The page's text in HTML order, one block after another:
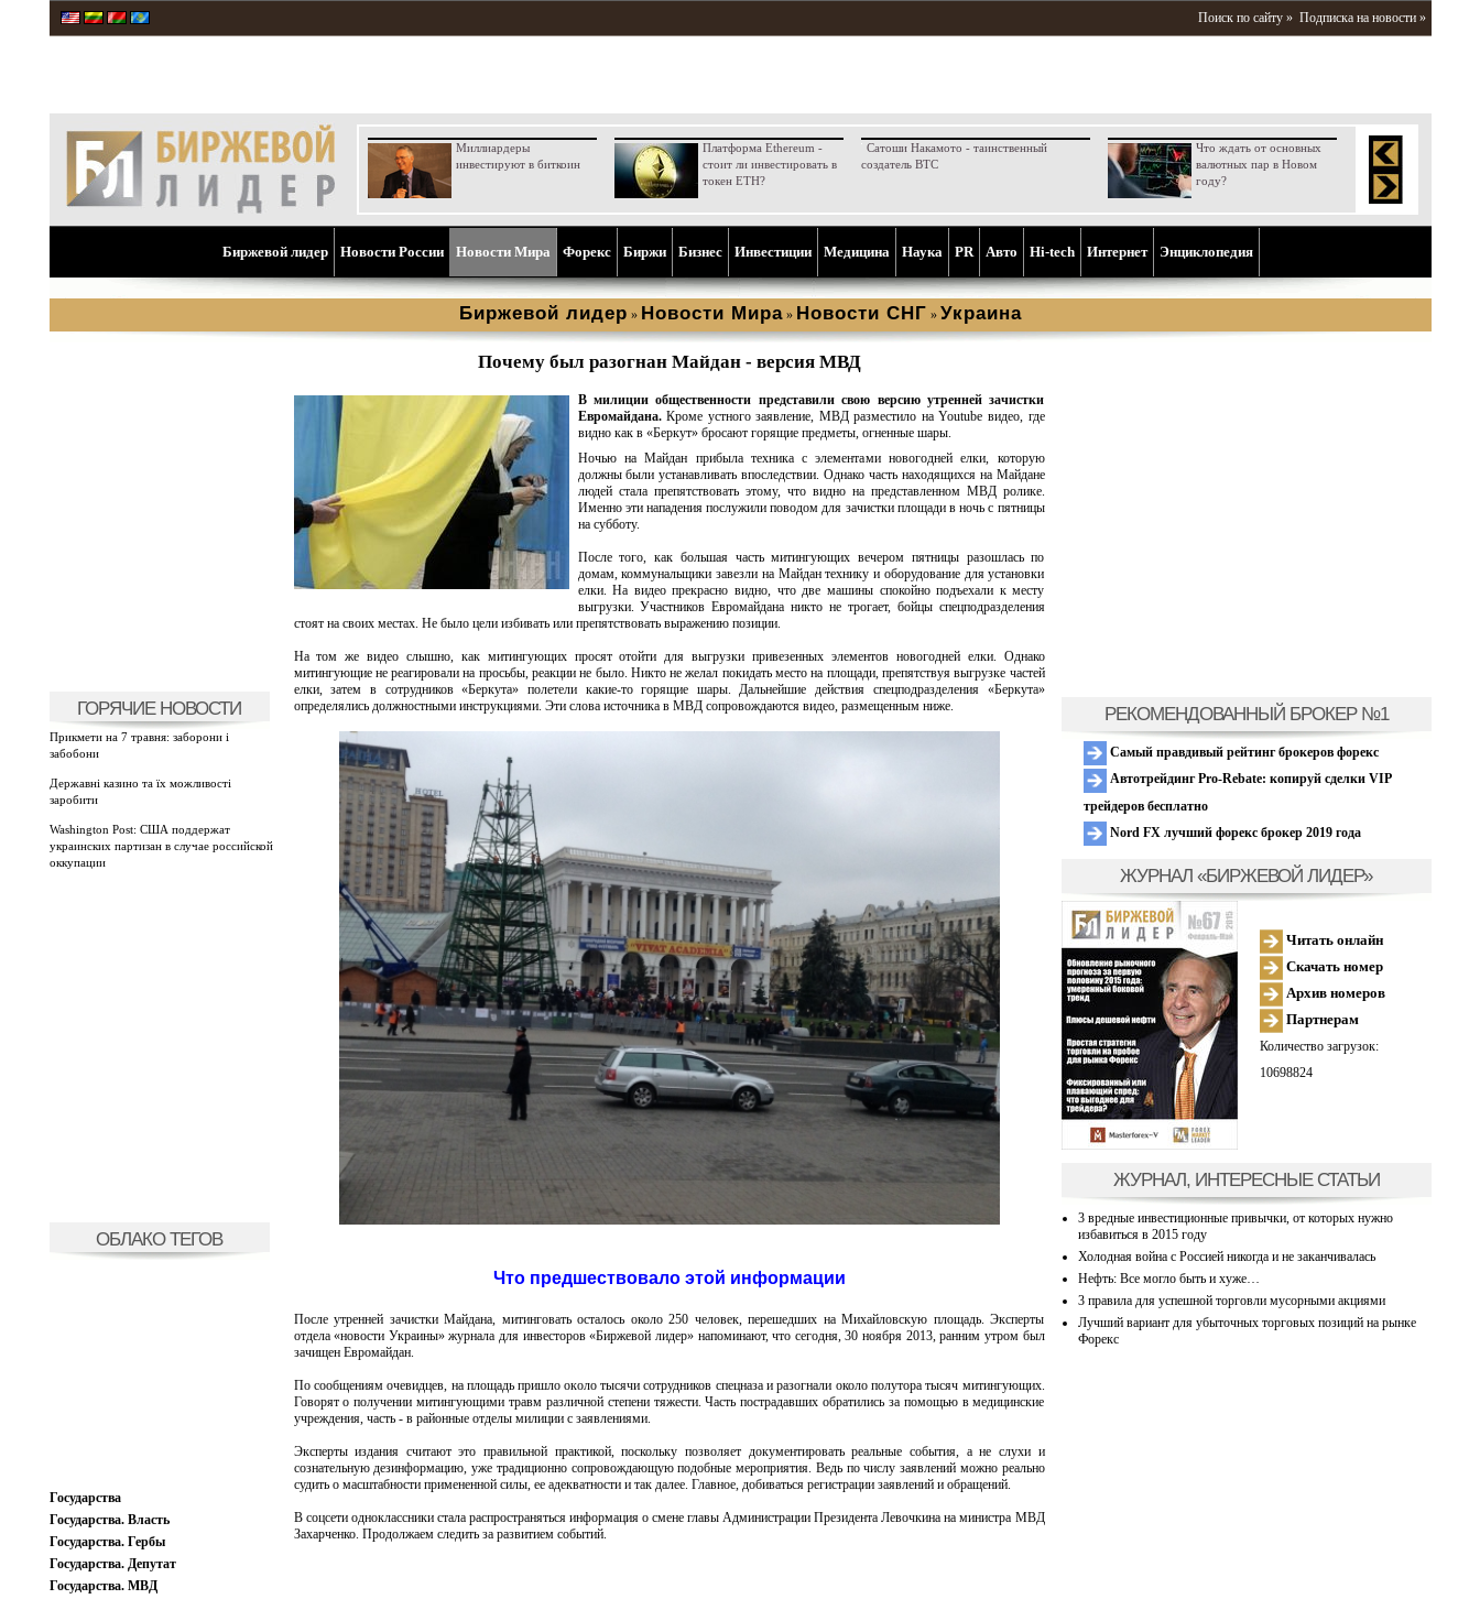
Поиск по сайту » Подписка на новости »
Миллиардеры
инвестируют в биткоин
Платформа Ethereum -
стоит ли инвестировать в
токен ETH?
Сатоши Накамото - таинственный
создатель BTC
Что ждать от основных
валютных пар в Новом
году?
Биржевой лидер Новости России Новости Мира Форекс Биржи Бизнес Инвестиции Медицина Наука PR Aвто Hi-tech Интернет Энциклопедия
Биржевой лидер » Новости Мира » Новости СНГ » Украина
ГОРЯЧИЕ НОВОСТИ
Прикмети на 7 травня: заборони і
забобони
Державні казино та їх можливості
заробити
Washington Post: США поддержат
украинских партизан в случае российской
оккупации
ОБЛАКО ТЕГОВ
Государства
Государства. Власть
Государства. Гербы
Государства. Депутат
Государства. МВД
Почему был разогнан Майдан - версия МВД
В милиции общественности представили свою версию утренней зачистки
Евромайдана.Кроме устного заявление, МВД разместило на Youtube видео, где
видно как в «Беркут» бросают горящие предметы, огненные шары.
Ночью на Майдан прибыла техника с элементами новогодней елки, которую
должны были устанавливать впоследствии. Однако часть находящихся на Майдане
людей стала препятствовать этому, что видно на представленном МВД ролике.
Именно эти нападения послужили поводом для зачистки площади в ночь с пятницы
на субботу.
После того, как большая часть митингующих вечером пятницы разошлась по
домам, коммунальщики завезли на Майдан технику и оборудование для установки
елки. На видео прекрасно видно, что две машины спокойно подъехали к месту
выгрузки. Участников Евромайдана никто не трогает, бойцы спецподразделения
стоят на своих местах. Не было цели избивать или препятствовать выражению позиции.
На том же видео слышно, как митингующих просят отойти для выгрузки привезенных элементов новогодней елки. Однако
митингующие не реагировали на просьбы, реакции не было. Никто не желал покидать место на площади, препятствуя выгрузке частей
елки, затем в сотрудников «Беркута» полетели какие-то горящие шары. Дальнейшие действия спецподразделения «Беркута»
определялись должностными инструкциями. Эти слова источника в МВД сопровождаются видео, размещенным ниже.
Что предшествовало этой информации
После утренней зачистки Майдана, митинговать осталось около 250 человек, перешедших на Михайловскую площадь. Эксперты
отдела «новости Украины» журнала для инвесторов «Биржевой лидер» напоминают, что сегодня, 30 ноября 2013, ранним утром был
зачищен Евромайдан.
По сообщениям очевидцев, на площадь пришло около тысячи сотрудников спецназа и разогнали около полутора тысяч митингующих.
Говорят о получении митингующими травм различной степени тяжести. Часть пострадавших обратились за помощью в медицинские
учреждения, часть - в районные отделы милиции с заявлениями.
Эксперты издания считают это правильной практикой, поскольку позволяет документировать реальные события, а не слухи и
сознательную дезинформацию, уже традиционно сопровождающую подобные мероприятия. Ведь по числу заявлений можно реально
судить о масштабности примененной силы, ее адекватности и так далее. Главное, добиваться регистрации заявлений и обращений.
В соцсети одноклассники стала распространяться информация о смене главы Администрации Президента Левочкина на министра МВД
Захарченко. Продолжаем следить за развитием событий.
РЕКОМЕНДОВАННЫЙ БРОКЕР №1
Самый правдивый рейтинг брокеров форекс
Автотрейдинг Pro-Rebate: копируй сделки VIP
трейдеров бесплатно
Nord FX лучший форекс брокер 2019 года
ЖУРНАЛ «БИРЖЕВОЙ ЛИДЕР»
Читать онлайн
Скачать номер
Архив номеров
Партнерам
Количество загрузок:
10698824
ЖУРНАЛ, ИНТЕРЕСНЫЕ СТАТЬИ
3 вредные инвестиционные привычки, от которых нужно
избавиться в 2015 году
Холодная война с Россией никогда и не заканчивалась
Нефть: Все могло быть и хуже…
3 правила для успешной торговли мусорными акциями
Лучший вариант для убыточных торговых позиций на рынке
Форекс